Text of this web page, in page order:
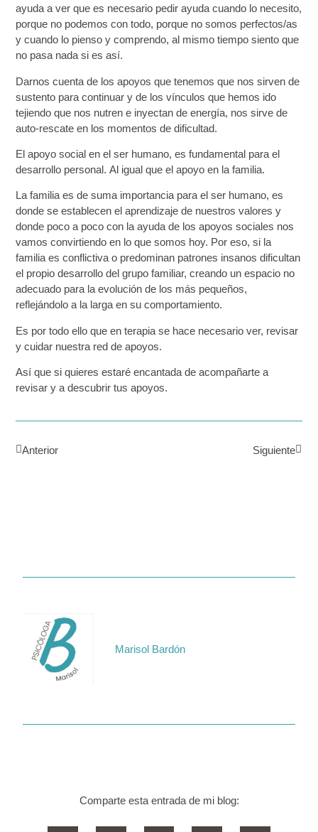
Marisol Bardón
Comparte esta entrada de mi blog:
ayuda a ver que es necesario pedir ayuda cuando lo necesito,
porque no podemos con todo, porque no somos perfectos/as
y cuando lo pienso y comprendo, al mismo tiempo siento que
no pasa nada si es así.
Darnos cuenta de los apoyos que tenemos que nos sirven de
sustento para continuar y de los vínculos que hemos ido
tejiendo que nos nutren e inyectan de energía, nos sirve de
auto-rescate en los momentos de dificultad.
El apoyo social en el ser humano, es fundamental para el
desarrollo personal. Al igual que el apoyo en la familia.
La familia es de suma importancia para el ser humano, es
donde se establecen el aprendizaje de nuestros valores y
donde poco a poco con la ayuda de los apoyos sociales nos
vamos convirtiendo en lo que somos hoy. Por eso, si la
familia es conflictiva o predominan patrones insanos dificultan
el propio desarrollo del grupo familiar, creando un espacio no
adecuado para la evolución de los más pequeños,
reflejándolo a la larga en su comportamiento.
Es por todo ello que en terapia se hace necesario ver, revisar
y cuidar nuestra red de apoyos.
Así que si quieres estaré encantada de acompañarte a
revisar y a descubrir tus apoyos.
Anterior Siguiente